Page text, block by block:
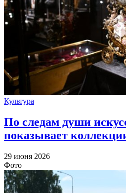
Культура
По следам души
показывает
29 июня 2026
Фото